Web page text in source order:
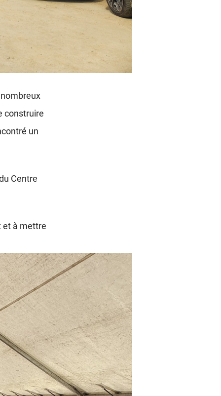
construire
un
Centre
et à mettre